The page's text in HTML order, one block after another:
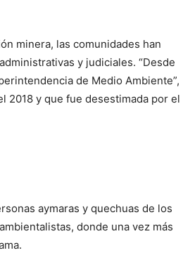
minera, las comunidades han
y judiciales. “Desde
de Medio Ambiente”,
2018 y que fue desestimada por el
aymaras y quechuas de los
donde una vez más